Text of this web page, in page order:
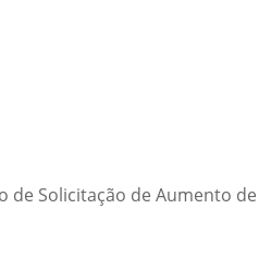
de Solicitação de Aumento